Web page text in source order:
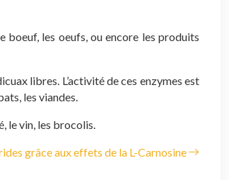
boeuf, les oeufs, ou encore les produits
libres. L’activité de ces enzymes est
les viandes.
le vin, les brocolis.
grâce aux effets de la L-Carnosine